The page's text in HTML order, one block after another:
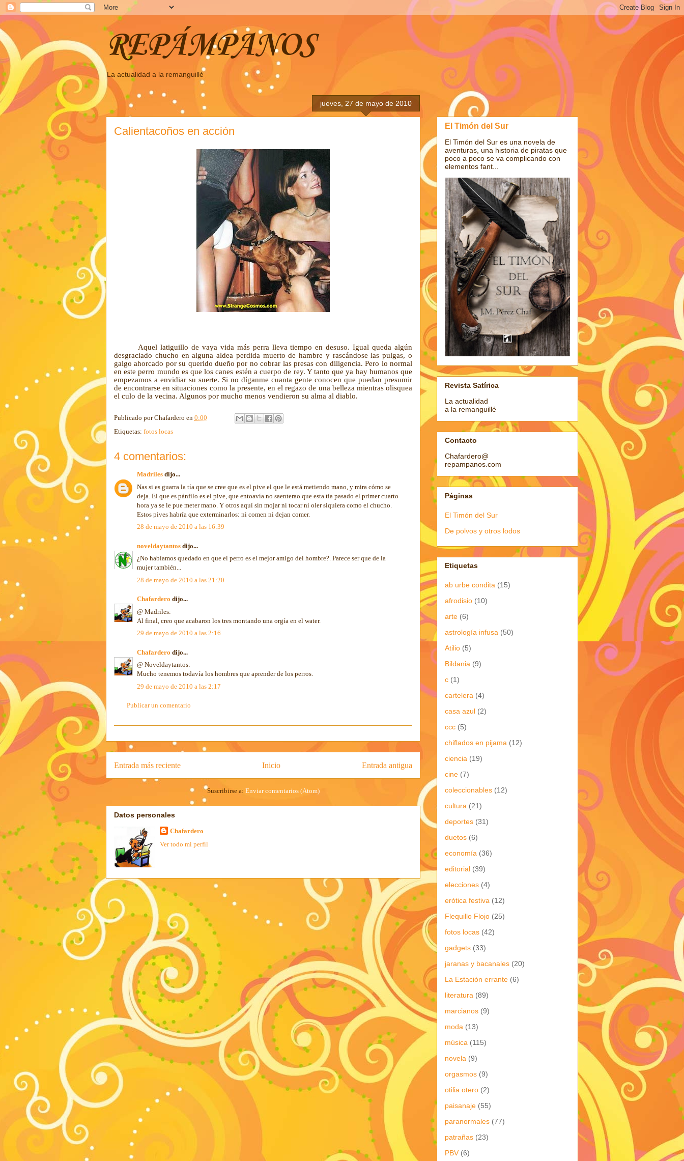
REPÁMPANOS
La actualidad a la remanguillé
jueves, 27 de mayo de 2010
Calientacoños en acción
Aquel latiguillo de vaya vida más perra lleva tiempo en desuso. Igual queda algún
desgraciado chucho en alguna aldea perdida muerto de hambre y rascándose las pulgas, o
galgo ahorcado por su querido dueño por no cobrar las presas con diligencia. Pero lo normal
en este perro mundo es que los canes estén a cuerpo de rey. Y tanto que ya hay humanos que
empezamos a envidiar su suerte. Si no díganme cuanta gente conocen que puedan presumir
de encontrarse en situaciones como la presente, en el regazo de una belleza mientras olisquea
el culo de la vecina. Algunos por mucho menos vendieron su alma al diablo.
Publicado porChafardero en 0:00
Etiquetas: fotos locas
4 comentarios:
Madriles dijo...
Nas si es guarra la tía que se cree que es el pive el que le está metiendo mano, y mira cómo se
deja. El que es pánfilo es el pive, que entoavía no saenterao que esta tía pasado el primer cuarto
hora ya se le pue meter mano. Y otros aquí sin mojar ni tocar ni oler siquiera como el chucho.
Estos pives habría que exterminarlos: ni comen ni dejan comer.
28 de mayo de 2010 a las 16:39
noveldaytantos dijo...
¿No habíamos quedado en que el perro es el mejor amigo del hombre?. Parece ser que de la
mujer también...
28 de mayo de 2010 a las 21:20
Chafardero dijo...
@ Madriles:
Al final, creo que acabaron los tres montando una orgía en el water.
29 de mayo de 2010 a las 2:16
Chafardero dijo...
@ Noveldaytantos:
Mucho tenemos todavía los hombres que aprender de los perros.
29 de mayo de 2010 a las 2:17
Publicar un comentario
Entrada más reciente Entrada antigua
Inicio
Suscribirse a: Enviar comentarios (Atom)
Datos personales
Chafardero
Ver todo mi perfil
El Timón del Sur
El Timón del Sur es una novela de
aventuras, una historia de piratas que
poco a poco se va complicando con
elementos fant...
Revista Satírica
La actualidad
a la remanguillé
Contacto
Chafardero@
repampanos.com
Páginas
El Timón del Sur
De polvos y otros lodos
Etiquetas
ab urbe condita (15)
afrodisio (10)
arte (6)
astrología infusa (50)
Atilio (5)
Bildania (9)
c (1)
cartelera (4)
casa azul (2)
ccc (5)
chiflados en pijama (12)
ciencia (19)
cine (7)
coleccionables (12)
cultura (21)
deportes (31)
duetos (6)
economía (36)
editorial (39)
elecciones (4)
erótica festiva (12)
Flequillo Flojo (25)
fotos locas (42)
gadgets (33)
jaranas y bacanales (20)
La Estación errante (6)
literatura (89)
marcianos (9)
moda (13)
música (115)
novela (9)
orgasmos (9)
otilia otero (2)
paisanaje (55)
paranormales (77)
patrañas (23)
PBV (6)